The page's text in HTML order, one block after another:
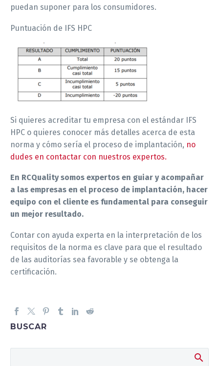
puedan suponer para los consumidores.
Puntuación de IFS HPC
Si quieres acreditar tu empresa con el estándar IFS
HPC o quieres conocer más detalles acerca de esta
norma y cómo sería el proceso de implantación, no
dudes en contactar con nuestros expertos.
En RCQuality somos expertos en guiar y acompañar
a las empresas en el proceso de implantación, hacer
equipo con el cliente es fundamental para conseguir
un mejor resultado.
Contar con ayuda experta en la interpretación de los
requisitos de la norma es clave para que el resultado
de las auditorías sea favorable y se obtenga la
certificación.
BUSCAR